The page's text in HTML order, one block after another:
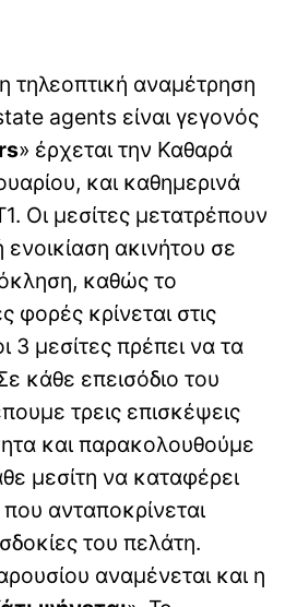
τηλεοπτική αναμέτρηση
agents είναι γεγονός
» έρχεται την Καθαρά
και καθημερινά
Οι μεσίτες μετατρέπουν
ακινήτου σε
καθώς το
φορές κρίνεται στις
3 μεσίτες πρέπει να τα
κάθε επεισόδιο του
τρεις επισκέψεις
και παρακολουθούμε
μεσίτη να καταφέρει
ανταποκρίνεται
του πελάτη.
αναμένεται και η